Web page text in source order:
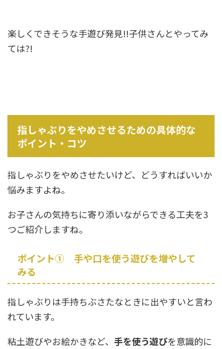
楽しくできそうな手遊び発見!!子供さんとやってみ
ては?!
指しゃぶりをやめさせるための具体的な
ポイント・コツ
指しゃぶりをやめさせたいけど、どうすればいいか
悩みますよね。
お子さんの気持ちに寄り添いながらできる工夫を3
つご紹介しますね。
ポイント① 手や口を使う遊びを増やして
みる
指しゃぶりは手持ちぶさたなときに出やすいと言わ
れています。
粘土遊びやお絵かきなど、 手を使う遊びを意識的に